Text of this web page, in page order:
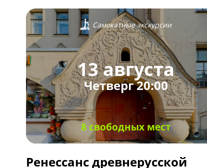
Самокатные экскурсии
13 августа
Четверг 20:00
8 свободных мест
Ренессанс древнерусской